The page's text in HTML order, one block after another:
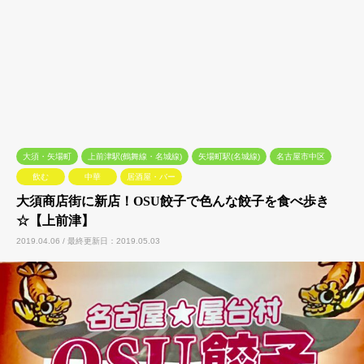
大須・矢場町 上前津駅(鶴舞線・名城線) 矢場町駅(名城線) 名古屋市中区
飲む 中華 居酒屋・バー
大須商店街に新店！OSU餃子で色んな餃子を食べ歩き
☆【上前津】
2019.04.06 / 最終更新日：2019.05.03